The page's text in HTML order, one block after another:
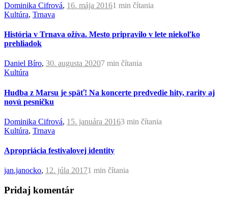
Dominika Cifrová, 16. mája 20161 min čítania
Kultúra, Trnava
História v Trnava ožíva. Mesto pripravilo v lete niekoľko
prehliadok
Daniel Bíro, 30. augusta 20207 min čítania
Kultúra
Hudba z Marsu je späť! Na koncerte predvedie hity, rarity aj
novú pesničku
Dominika Cifrová, 15. januára 20163 min čítania
Kultúra, Trnava
Apropriácia festivalovej identity
jan.janocko, 12. júla 20171 min čítania
Pridaj komentár